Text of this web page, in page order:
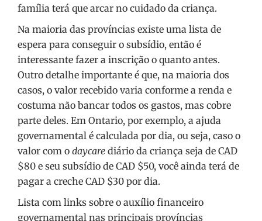
família terá que arcar no cuidado da criança.
Na maioria das províncias existe uma lista de
espera para conseguir o subsídio, então é
interessante fazer a inscrição o quanto antes.
Outro detalhe importante é que, na maioria dos
casos, o valor recebido varia conforme a renda e
costuma não bancar todos os gastos, mas cobre
parte deles. Em Ontario, por exemplo, a ajuda
governamental é calculada por dia, ou seja, caso o
valor com o daycare diário da criança seja de CAD
$80 e seu subsídio de CAD $50, você ainda terá de
pagar a creche CAD $30 por dia.
Lista com links sobre o auxílio financeiro
governamental nas principais províncias